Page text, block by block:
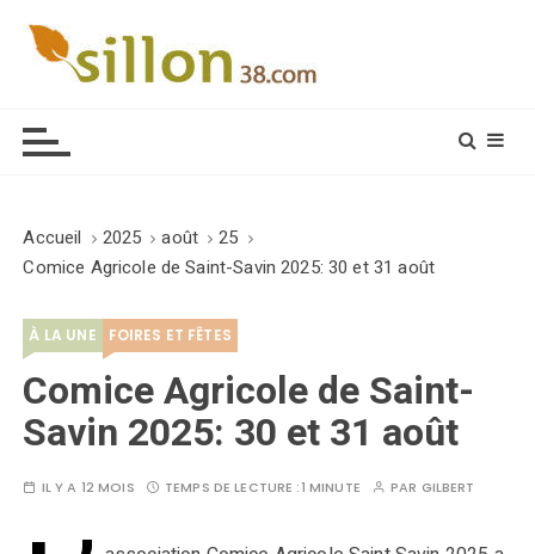
Accueil 2025 août
25
Comice Agricole de Saint-Savin 2025: 30 et 31 août
À LA UNE FOIRES ET FÊTES
Comice Agricole de Saint-
Savin 2025: 30 et 31 août
IL Y A 12 MOIS TEMPS DE LECTURE :1 MINUTE PAR GILBERT